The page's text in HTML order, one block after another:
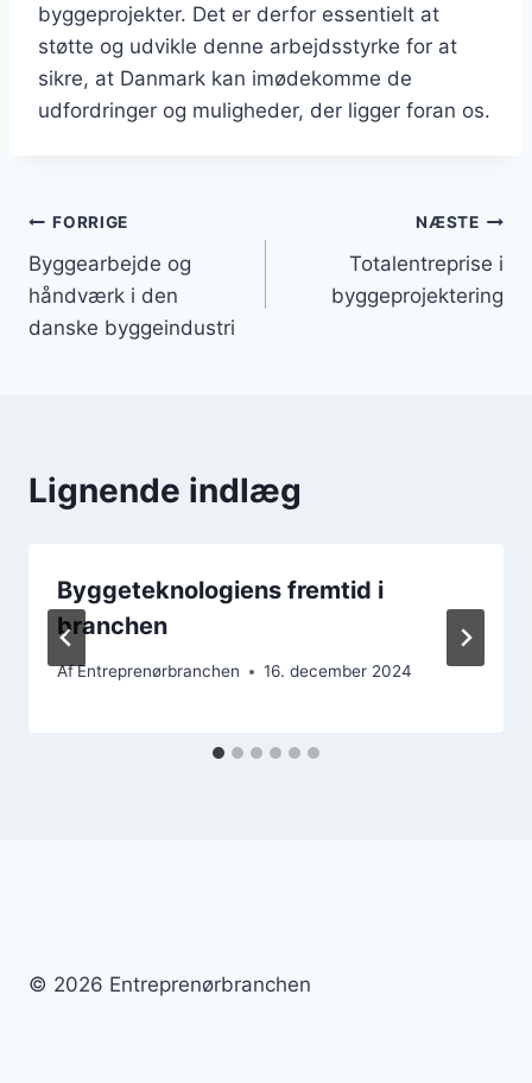
byggeprojekter. Det er derfor essentielt at
støtte og udvikle denne arbejdsstyrke for at
sikre, at Danmark kan imødekomme de
udfordringer og muligheder, der ligger foran os.
Indlægsnavigation
FORRIGE
Byggearbejde og
håndværk i den
danske byggeindustri
NÆSTE
Totalentreprise i
byggeprojektering
Lignende indlæg
Byggeteknologiens fremtid i
branchen
AfEntreprenørbranchen 16. december 2024
© 2026 Entreprenørbranchen